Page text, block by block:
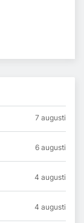
7 augusti
6 augusti
4 augusti
4 augusti